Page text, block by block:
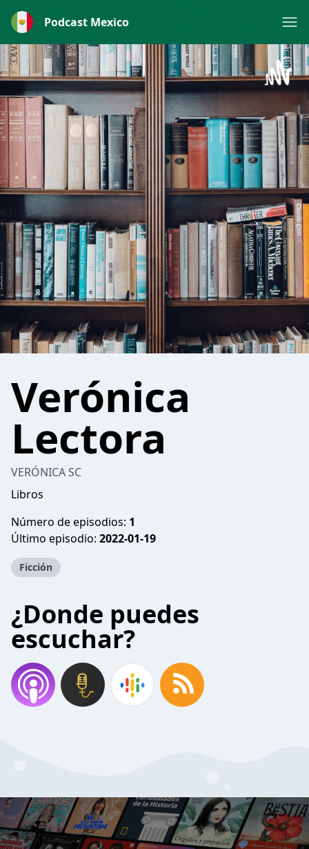
Podcast Mexico
Verónica
Lectora
VERÓNICA SC
Libros
Número de episodios: 1
Último episodio: 2022-01-19
Ficción
¿Donde puedes
escuchar?